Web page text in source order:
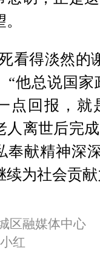
看得淡然的
“他总说国
点回报，就
人离世后完
奉献精神深
续为社会贡
区融媒体中心
红